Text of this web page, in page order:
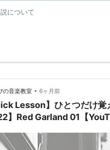
について
の音楽教室 • 6ヶ月前
Lesson】ひとつだけ
】Red Garland 01【